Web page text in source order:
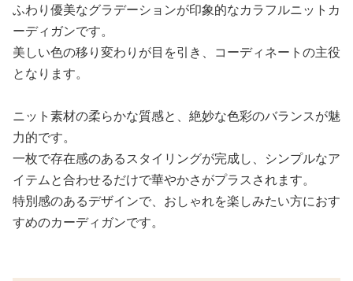
ふわり優美なグラデーションが印象的なカラフルニットカ
ーディガンです。
美しい色の移り変わりが目を引き、コーディネートの主役
となります。
ニット素材の柔らかな質感と、絶妙な色彩のバランスが魅
力的です。
一枚で存在感のあるスタイリングが完成し、シンプルなア
イテムと合わせるだけで華やかさがプラスされます。
特別感のあるデザインで、おしゃれを楽しみたい方におす
すめのカーディガンです。